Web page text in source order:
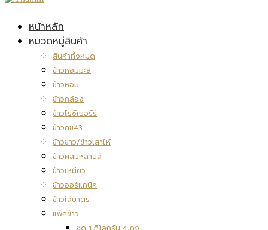
หน้าหลัก
หมวดหมู่สินค้า
สินค้าทั้งหมด
ข้าวหอมมะลิ
ข้าวหอม
ข้าวกล้อง
ข้าวไรซ์เบอร์รี่
ข้าวกข43
ข้าวขาว/ข้าวเสาไห้
ข้าวผสมหลายสี
ข้าวเหนียว
ข้าวออร์แกนิค
ข้าวใส่บาตร
แพ็คข้าว